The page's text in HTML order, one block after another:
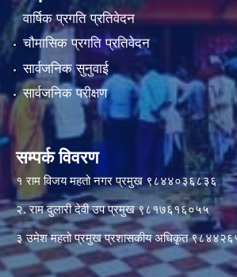
वार्षिक प्रगति प्रतिवेदन
चौमासिक प्रगति प्रतिवेदन
सार्वजनिक सुनुवाई
सार्वजनिक परीक्षण
सम्पर्क विवरण
१ राम विजय महतो नगर प्रमुख ९८४४०३६८३६
२. राम दुलारी देवी उप प्रमुख ९८१७६१६०५५
३ उमेश महतो प्रमुख प्रशासकीय अधिकृत